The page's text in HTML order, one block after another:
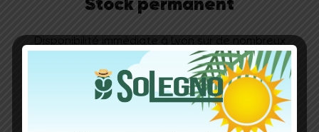
Disponibilité immédiate à Lyon sur de nombreux
produits tels que les parquets, les sols vinyles, sols
stratifiés, lames de terrasse bois au composite.
Mais aussi tous les produits de pose et d’entretien.